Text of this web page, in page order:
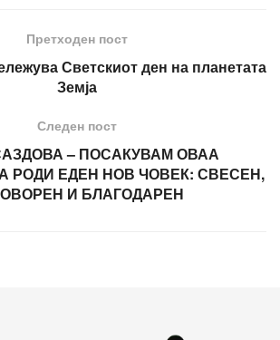
Претходен пост
Светскиот ден на планетата
Земја
Следен пост
– ПОСАКУВАМ ОВАА
РОДИ ЕДЕН НОВ ЧОВЕК: СВЕСЕН,
И БЛАГОДАРЕН